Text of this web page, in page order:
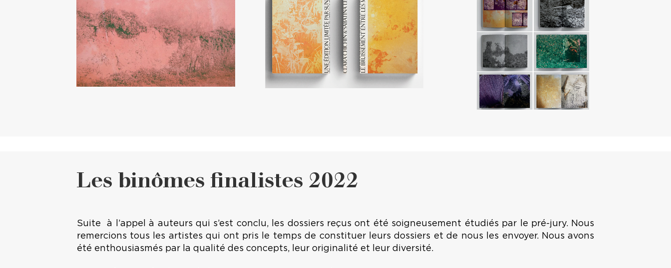
Les binômes finalistes 2022
Suite à l’appel à auteurs qui s’est conclu, les dossiers reçus ont été soigneusement étudiés par le pré-jury. Nous
remercions tous les artistes qui ont pris le temps de constituer leurs dossiers et de nous les envoyer. Nous avons
été enthousiasmés par la qualité des concepts, leur originalité et leur diversité.